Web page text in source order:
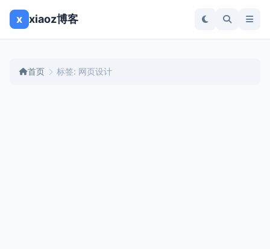
x xiaoz博客
首页 标签: 网页设计